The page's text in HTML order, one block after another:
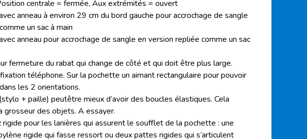
centrale = fermée, Aux extrémités = ouvert
anneau à environ 29 cm du bord gauche pour accrochage de sangle
un sac à main
anneau pour accrochage de sangle en version repliée comme un sac
fermeture du rabat qui change de côté et qui doit être plus large.
téléphone. Sur la pochette un aimant rectangulaire pour pouvoir
les 2 orientations.
+ paille) peutêtre mieux d’avoir des boucles élastiques. Cela
grosseur des objets. A essayer.
rigide pour les lanières qui assurent le soufflet de la pochette : une
rigide qui fasse ressort ou deux pattes rigides qui s’articulent